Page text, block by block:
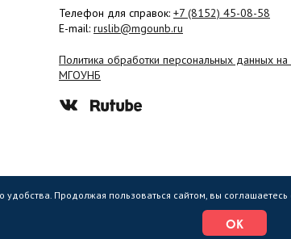
Телефон для справок: +7 (8152) 45-08-58
E-mail: ruslib@mgounb.ru
Политика обработки персональных данных на
МГОУНБ
учреждение культуры "Мурманская
Продолжая пользоваться сайтом, вы соглашаетесь
ОК